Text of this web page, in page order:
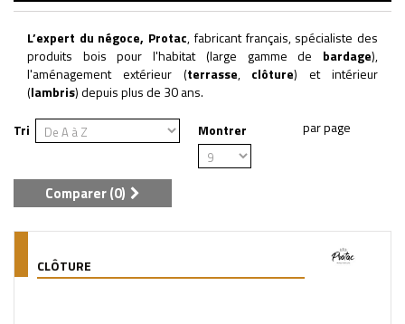
L’expert du négoce, Protac, fabricant français, spécialiste des
produits bois pour l'habitat (large gamme de bardage),
l'aménagement extérieur (terrasse, clôture) et intérieur
(lambris) depuis plus de 30 ans.
Tri
Montrer
Comparer (0)
CLÔTURE